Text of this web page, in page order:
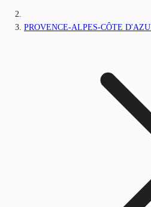
PROVENCE-ALPES-CÔTE